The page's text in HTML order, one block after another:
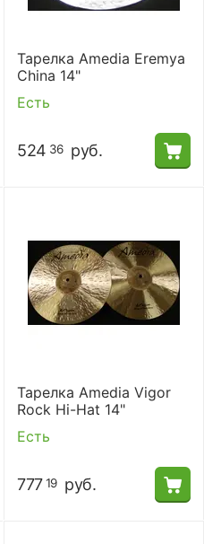
Тарелка Amedia Eremya
China 14"
Есть
524 36 руб.
Тарелка Amedia Vigor
Rock Hi-Hat 14"
Есть
777 19 руб.